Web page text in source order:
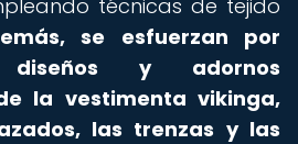
técnicas de tejido
se esfuerzan por
y adornos
la vestimenta vikinga,
las trenzas y las